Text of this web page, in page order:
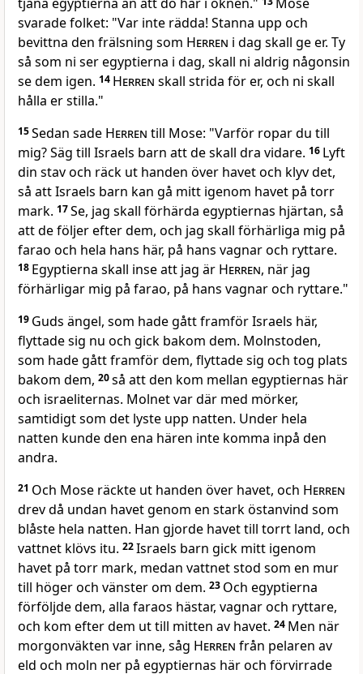
svarade folket: "Var inte rädda! Stanna upp och
bevittna den frälsning som Herren i dag skall ge er. Ty
så som ni ser egyptierna i dag, skall ni aldrig någonsin
se dem igen. 14 Herren skall strida för er, och ni skall
hålla er stilla."
15Sedan sade Herren till Mose: "Varför ropar du till
mig? Säg till Israels barn att de skall dra vidare. 16 Lyft
din stav och räck ut handen över havet och klyv det,
så att Israels barn kan gå mitt igenom havet på torr
mark. 17Se, jag skall förhärda egyptiernas hjärtan, så
att de följer efter dem, och jag skall förhärliga mig på
farao och hela hans här, på hans vagnar och ryttare.
18 Egyptierna skall inse att jag är Herren, när jag
förhärligar mig på farao, på hans vagnar och ryttare."
19 Guds ängel, som hade gått framför Israels här,
flyttade sig nu och gick bakom dem. Molnstoden,
som hade gått framför dem, flyttade sig och tog plats
bakom dem, 20så att den kom mellan egyptiernas här
och israeliternas. Molnet var där med mörker,
samtidigt som det lyste upp natten. Under hela
natten kunde den ena hären inte komma inpå den
andra.
21 Och Mose räckte ut handen över havet, och Herren
drev då undan havet genom en stark östanvind som
blåste hela natten. Han gjorde havet till torrt land, och
vattnet klövs itu. 22Israels barn gick mitt igenom
havet på torr mark, medan vattnet stod som en mur
till höger och vänster om dem. 23 Och egyptierna
förföljde dem, alla faraos hästar, vagnar och ryttare,
och kom efter dem ut till mitten av havet. 24 Men när
morgonväkten var inne, såg Herren från pelaren av
eld och moln ner på egyptiernas här och förvirrade